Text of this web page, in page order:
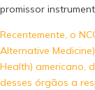
promissor
Recentemente, o
Alternative
Health) americano,
desses órgãos a